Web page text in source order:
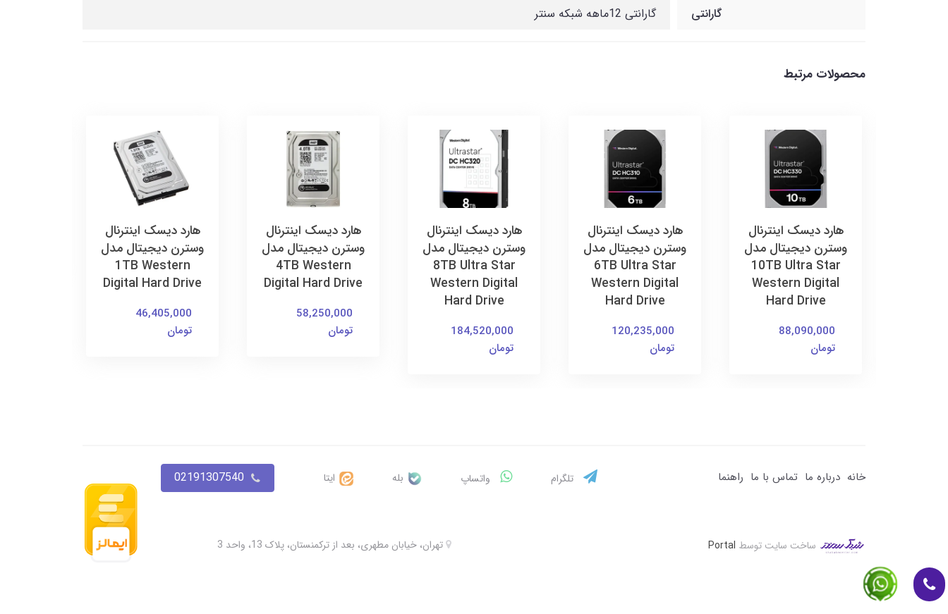
گارانتی گارانتی 12ماهه شبکه سنتر
محصولات مرتبط
هارد دیسک اینترنال
وسترن دیجیتال مدل
10TB Ultra Star
Western Digital
Hard Drive
88,090,000
تومان
هارد دیسک اینترنال
وسترن دیجیتال مدل
6TB Ultra Star
Western Digital
Hard Drive
120,235,000
تومان
هارد دیسک اینترنال
وسترن دیجیتال مدل
8TB Ultra Star
Western Digital
Hard Drive
184,520,000
تومان
هارد دیسک اینترنال
وسترن دیجیتال مدل
4TB Western
Digital Hard Drive
58,250,000
تومان
هارد دیسک اینترنال
وسترن دیجیتال مدل
1TB Western
Digital Hard Drive
46,405,000
تومان
خانه درباره ما تماس با ما راهنما تلگرام واتساپ بله ایتا 02191307540
ساخت سایت توسط Portal تهران، خیابان مطهری، بعد از ترکمنستان، پلاک 13، واحد 3